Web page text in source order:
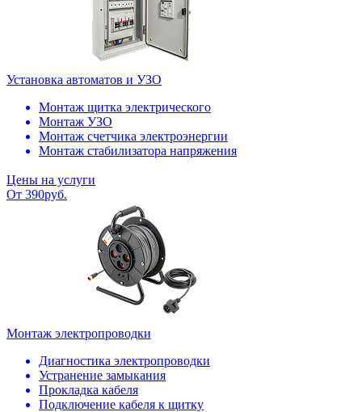
Установка автоматов и УЗО
Монтаж щитка электрического
Монтаж УЗО
Монтаж счетчика электроэнергии
Монтаж стабилизатора напряжения
Цены на услуги
От 390руб.
Монтаж электропроводки
Диагностика электропроводки
Устранение замыкания
Прокладка кабеля
Подключение кабеля к щитку